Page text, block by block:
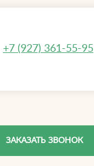
+7 (927) 361-55-95
ЗАКАЗАТЬ ЗВОНОК